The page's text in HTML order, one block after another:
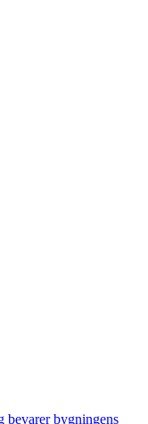
bevarer bygningens